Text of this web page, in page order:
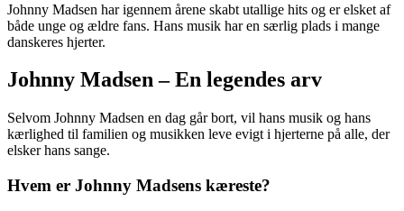
Johnny Madsen har igennem årene skabt utallige hits og er elsket af
både unge og ældre fans. Hans musik har en særlig plads i mange
danskeres hjerter.
Johnny Madsen – En legendes arv
Selvom Johnny Madsen en dag går bort, vil hans musik og hans
kærlighed til familien og musikken leve evigt i hjerterne på alle, der
elsker hans sange.
Hvem er Johnny Madsens kæreste?